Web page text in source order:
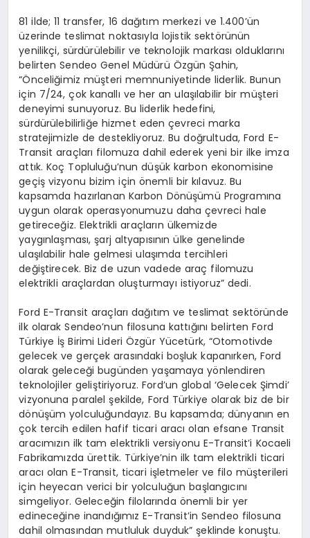
81 ilde; 11 transfer, 16 dağıtım merkezi ve 1.400’ün
üzerinde teslimat noktasıyla lojistik sektörünün
yenilikçi, sürdürülebilir ve teknolojik markası olduklarını
belirten Sendeo Genel Müdürü Özgün Şahin,
“Önceliğimiz müşteri memnuniyetinde liderlik. Bunun
için 7/24, çok kanallı ve her an ulaşılabilir bir müşteri
deneyimi sunuyoruz. Bu liderlik hedefini,
sürdürülebilirliğe hizmet eden çevreci marka
stratejimizle de destekliyoruz. Bu doğrultuda, Ford E-
Transit araçları filomuza dahil ederek yeni bir ilke imza
attık. Koç Topluluğu’nun düşük karbon ekonomisine
geçiş vizyonu bizim için önemli bir kılavuz. Bu
kapsamda hazırlanan Karbon Dönüşümü Programına
uygun olarak operasyonumuzu daha çevreci hale
getireceğiz. Elektrikli araçların ülkemizde
yaygınlaşması, şarj altyapısının ülke genelinde
ulaşılabilir hale gelmesi ulaşımda tercihleri
değiştirecek. Biz de uzun vadede araç filomuzu
elektrikli araçlardan oluşturmayı istiyoruz” dedi.
Ford E-Transit araçları dağıtım ve teslimatsektöründe
ilk olarak Sendeo’nun filosuna kattığını belirten Ford
Türkiye İş Birimi Lideri Özgür Yücetürk, “Otomotivde
gelecek ve gerçek arasındaki boşluk kapanırken, Ford
olarak geleceği bugünden yaşamaya yönlendiren
teknolojiler geliştiriyoruz. Ford’un global ‘Gelecek Şimdi’
vizyonuna paralel şekilde, Ford Türkiye olarak biz de bir
dönüşüm yolculuğundayız. Bu kapsamda; dünyanın en
çok tercih edilen hafif ticari aracı olan efsane Transit
aracımızın ilk tam elektrikli versiyonu E-Transit’i Kocaeli
Fabrikamızda ürettik. Türkiye’nin ilk tam elektrikli ticari
aracı olan E-Transit, ticari işletmeler ve filo müşterileri
için heyecan verici bir yolculuğun başlangıcını
simgeliyor. Geleceğin filolarında önemli bir yer
edineceğine inandığımız E-Transit’in Sendeo filosuna
dahil olmasından mutluluk duyduk” şeklinde konuştu.